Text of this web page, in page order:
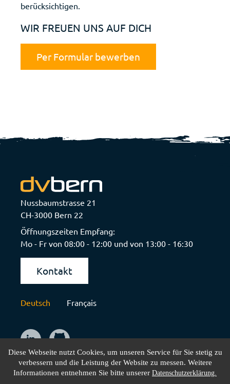
berücksichtigen.
WIR FREUEN UNS AUF DICH
Per Formular bewerben
Nussbaumstrasse 21
CH-3000 Bern 22
Öffnungszeiten Empfang:
Mo - Fr von 08:00 - 12:00 und von 13:00 - 16:30
Kontakt
Deutsch Français
Diese Webseite nutzt Cookies, um unseren Service für Sie stetig zu
verbessern und die Leistung der Website zu messen. Weitere
Informationen entnehmen Sie bitte unserer Datenschutzerklärung.